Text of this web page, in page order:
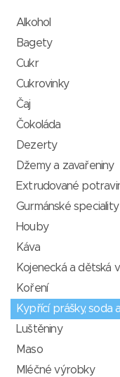
Alkohol
Bagety
Cukr
Cukrovinky
Čaj
Čokoláda
Dezerty
Džemy a zavařeniny
Extrudované
Gurmánské speciality
Houby
Káva
Kojenecká a dětská
Koření
Kypřící prášky, soda
Luštěniny
Maso
Mléčné výrobky